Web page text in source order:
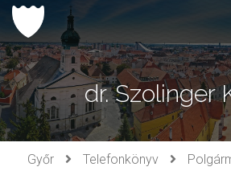
Ugrás
tartalomhoz
dr. Szolinger
Győr Telefonkönyv